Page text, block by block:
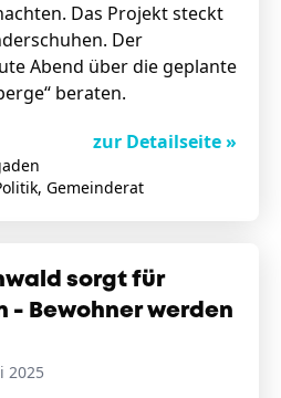
Das Projekt steckt
Der
Abend über die geplante
beraten.
zur Detailseite »
Gemeinderat
sorgt für
- Bewohner werden
2025